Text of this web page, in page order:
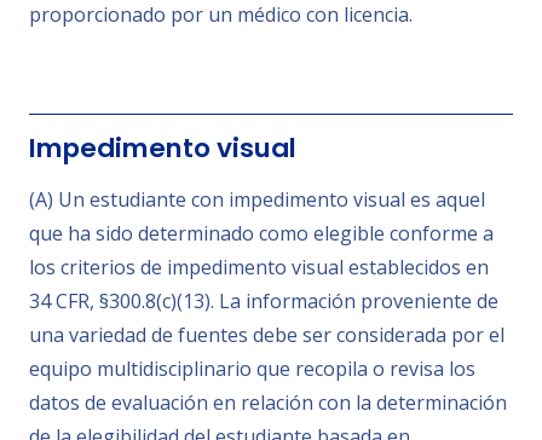
proporcionado por un médico con licencia.
Impedimento visual
(A) Un estudiante con impedimento visual es aquel
que ha sido determinado como elegible conforme a
los criterios de impedimento visual establecidos en
34 CFR, §300.8(c)(13). La información proveniente de
una variedad de fuentes debe ser considerada por el
equipo multidisciplinario que recopila o revisa los
datos de evaluación en relación con la determinación